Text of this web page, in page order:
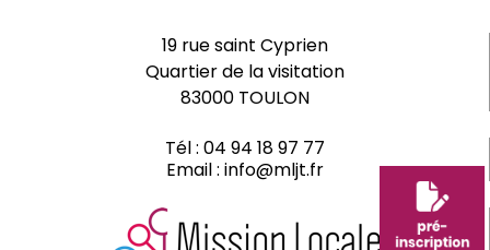
19 rue saint Cyprien
Quartier de la visitation
83000 TOULON
Tél : 04 94 18 97 77
Email : info@mljt.fr